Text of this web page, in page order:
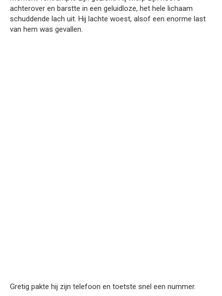
achterover en barstte in een geluidloze, het hele lichaam
schuddende lach uit. Hij lachte woest, alsof een enorme last
van hem was gevallen.
Gretig pakte hij zijn telefoon en toetste snel een nummer.